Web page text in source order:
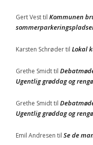
Gert Vesttil Kommunen
Karsten Schrødertil Lokal
Grethe Smidttil
Ugentlig grøddag og
Grethe Smidttil
Ugentlig grøddag og
Emil Andresen til Se de